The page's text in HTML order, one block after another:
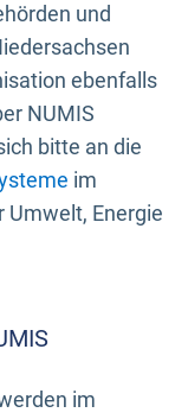
und
ebenfalls
NUMIS
bitte an die
im
Energie
im